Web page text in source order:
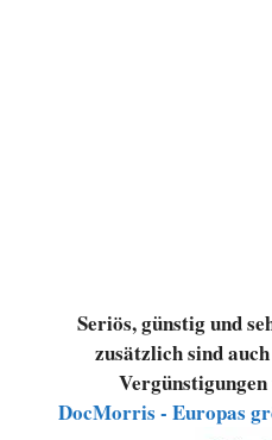
Seriös, günstig und
zusätzlich sind
DocMorris - Europas